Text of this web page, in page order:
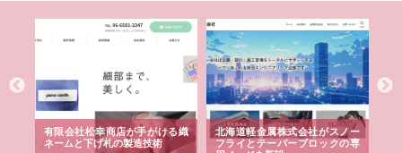
有限会社松幸商店が手がける織
ネームと下げ札の製造技術
北海道軽金属株式会社がスノー
フライとテーパーブロックの専